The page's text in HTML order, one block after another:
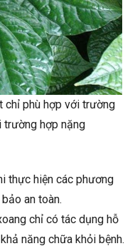
chỉ phù hợp với trường
trường hợp nặng
thực hiện các phương
an toàn.
chỉ có tác dụng hỗ
năng chữa khỏi bệnh.